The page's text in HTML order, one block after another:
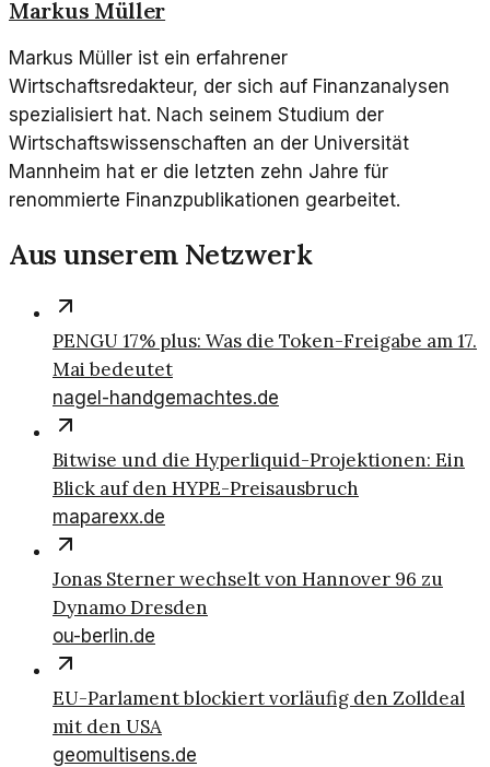
Markus Müller
Markus Müller ist ein erfahrener
Wirtschaftsredakteur, der sich auf Finanzanalysen
spezialisiert hat. Nach seinem Studium der
Wirtschaftswissenschaften an der Universität
Mannheim hat er die letzten zehn Jahre für
renommierte Finanzpublikationen gearbeitet.
Aus unserem Netzwerk
PENGU 17% plus: Was die Token-Freigabe am 17.
Mai bedeutet
nagel-handgemachtes.de
Bitwise und die Hyperliquid-Projektionen: Ein
Blick auf den HYPE-Preisausbruch
maparexx.de
Jonas Sterner wechselt von Hannover 96 zu
Dynamo Dresden
ou-berlin.de
EU-Parlament blockiert vorläufig den Zolldeal
mit den USA
geomultisens.de